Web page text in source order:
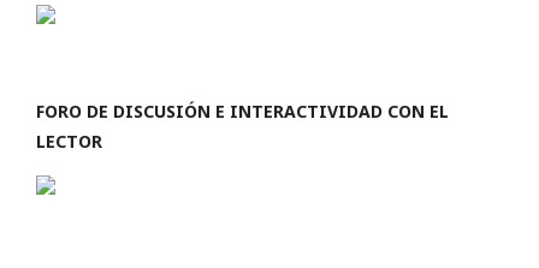
FORO DE DISCUSIÓN E INTERACTIVIDAD CON EL
LECTOR